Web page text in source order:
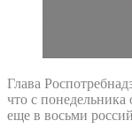
Глава
что с понедельника
еще в восьми